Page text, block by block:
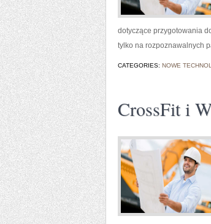
dotyczące przygotowania
tylko na rozpoznawalnych
CATEGORIES: NOWE
CrossFit i